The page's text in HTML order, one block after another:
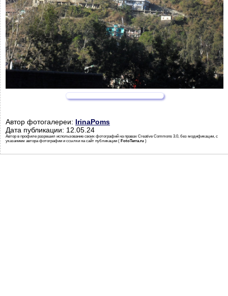
Автор фотогалереи: IrinaPoms
Дата публикации: 12.05.24
Автор в профиле разрешил использование своих фотографий на правах Creative Commons 3.0, без модификации, с
указанием автора фотографии и ссылки на сайт публикации ( FotoTerra.ru )